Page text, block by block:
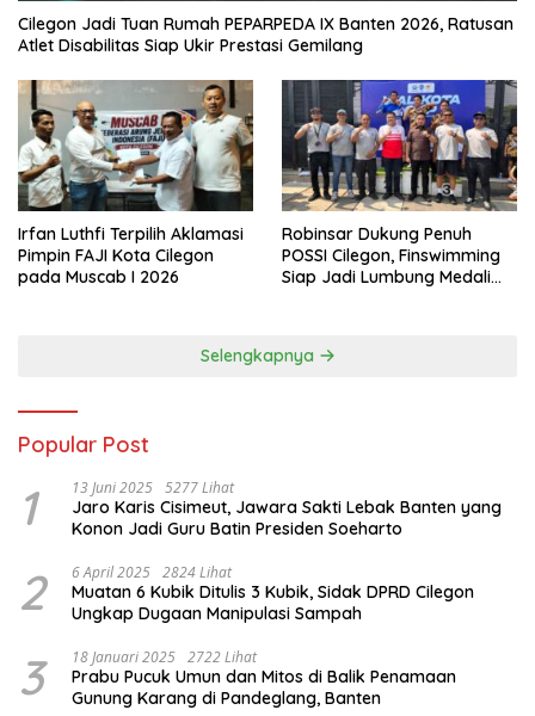
Cilegon Jadi Tuan Rumah PEPARPEDA IX Banten 2026, Ratusan
Atlet Disabilitas Siap Ukir Prestasi Gemilang
Irfan Luthfi Terpilih Aklamasi
Pimpin FAJI Kota Cilegon
pada Muscab I 2026
Robinsar Dukung Penuh
POSSI Cilegon, Finswimming
Siap Jadi Lumbung Medali
Selengkapnya
Popular Post
1 13 Juni 2025 5277 Lihat
Jaro Karis Cisimeut, Jawara Sakti Lebak Banten yang
Konon Jadi Guru Batin Presiden Soeharto
2 6 April 2025 2824 Lihat
Muatan 6 Kubik Ditulis 3 Kubik, Sidak DPRD Cilegon
Ungkap Dugaan Manipulasi Sampah
3 18 Januari 2025 2722 Lihat
Prabu Pucuk Umun dan Mitos di Balik Penamaan
Gunung Karang di Pandeglang, Banten